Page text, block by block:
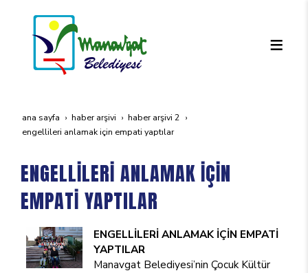
ana sayfa haber arşivi
haber arşivi 2
engelli̇leri̇ anlamak i̇çi̇n empati̇ yaptilar
ENGELLİLERİ ANLAMAK İÇİN
EMPATİ YAPTILAR
ENGELLİLERİ ANLAMAK İÇİN EMPATİ
YAPTILAR
Manavgat Belediyesi’nin Çocuk Kültür